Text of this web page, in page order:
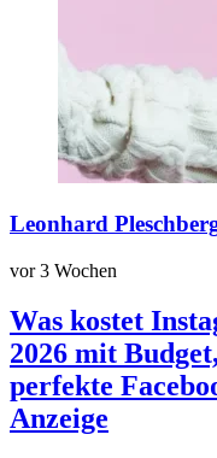
Leonhard
vor 3 Wochen
Was kostet
2026 mit
perfekte
Anzeige